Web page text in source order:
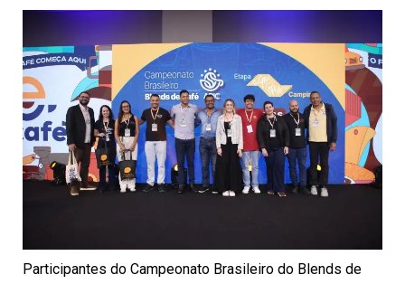
Participantes do Campeonato Brasileiro do Blends de